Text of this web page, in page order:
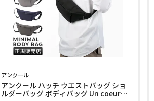
アンクール
アンクール ハッチ ウエストバッグ ショ
ルダーバッグ ボディバッグ Un coeur